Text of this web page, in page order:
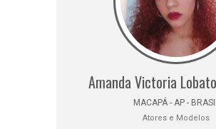
Amanda Victoria
MACAPÁ - AP -
Atores e Modelos